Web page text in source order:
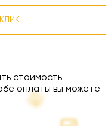
стоимость
оплаты вы можете